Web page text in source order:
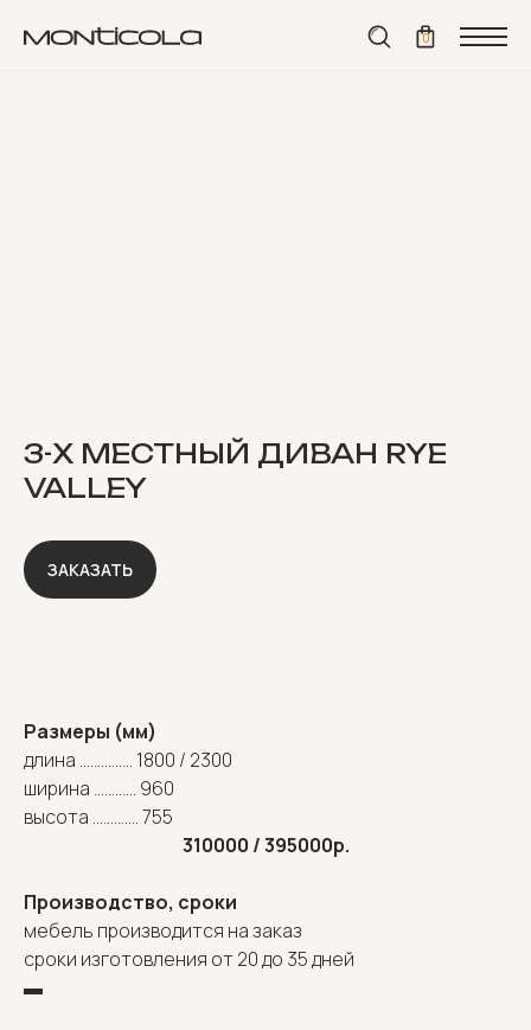
0
⟵ назад
3-Х МЕСТНЫЙ ДИВАН RYE
VALLEY
ЗАКАЗАТЬ
Размеры (мм)
длина ............... 1800 / 2300
ширина ............ 960
высота ............. 755
310000 / 395000р.
Производство, сроки
мебель производится на заказ
сроки изготовления от 20 до 35 дней
▬